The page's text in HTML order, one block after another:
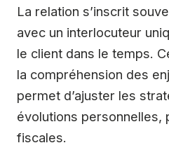
La relation s’inscrit
avec un interlocuteur
le client dans le temps.
la compréhension des
permet d’ajuster les
évolutions personnelles,
fiscales.